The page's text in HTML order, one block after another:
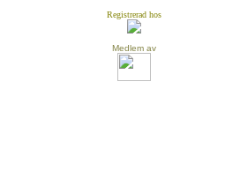
Registrerad hos
Medlem av